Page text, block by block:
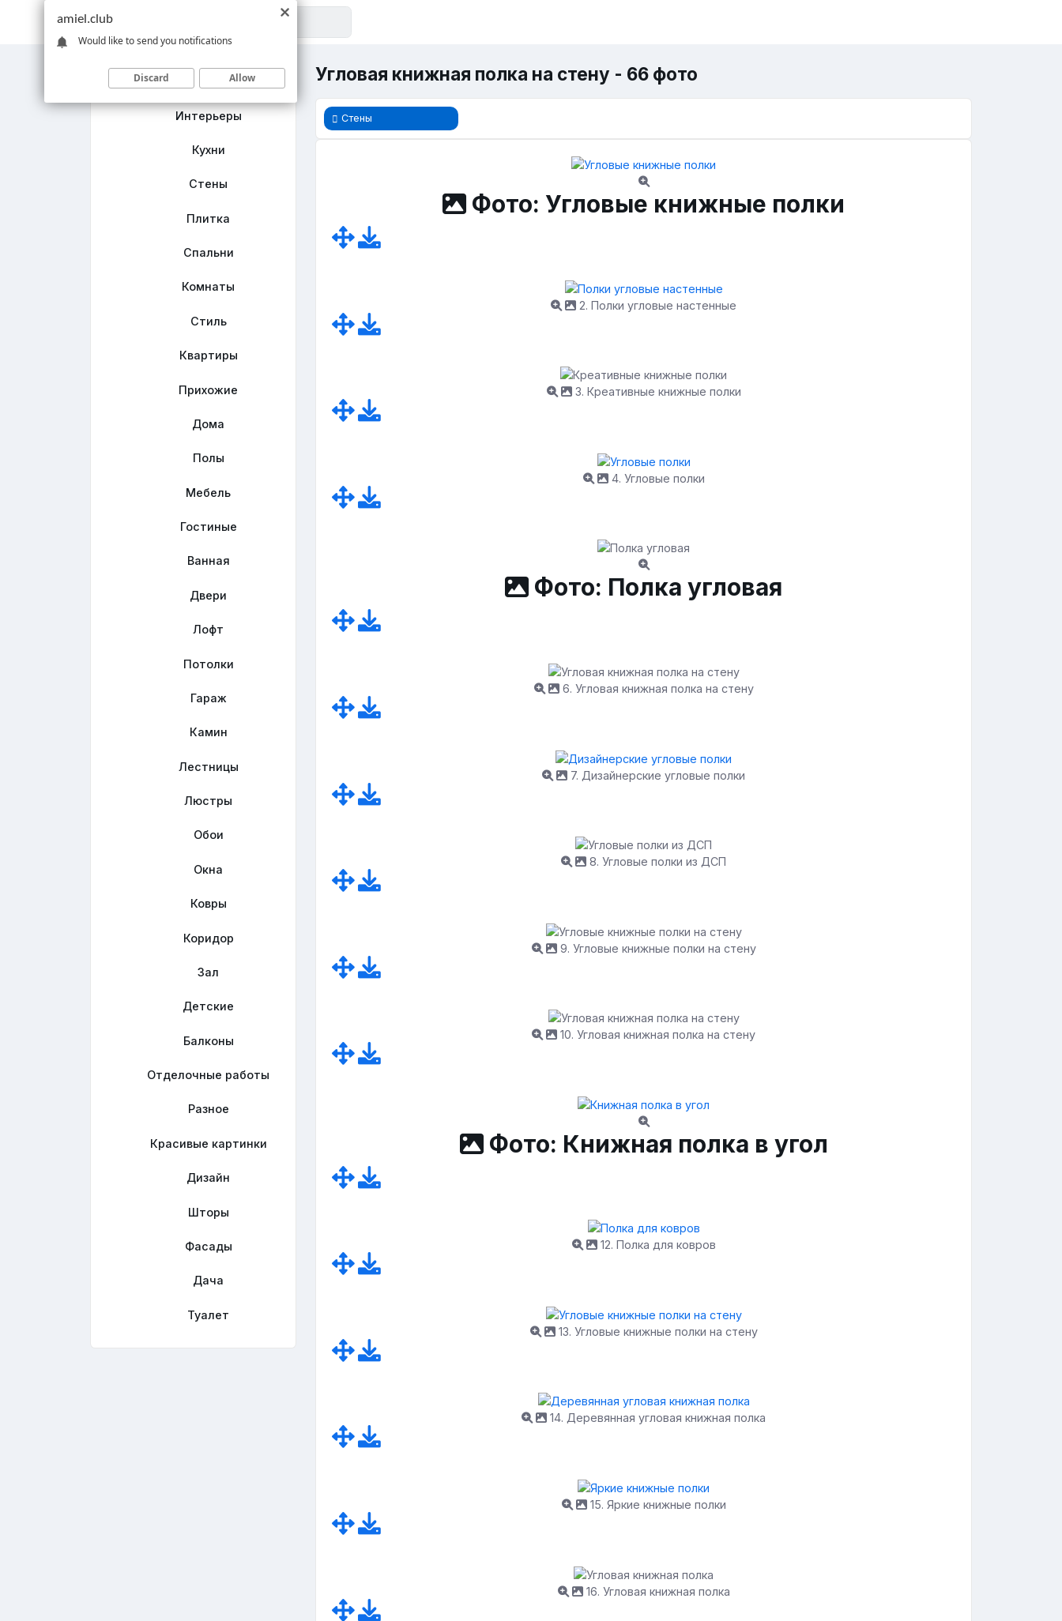
Главная
Интерьеры
Кухни
Стены
Плитка
Спальни
Комнаты
Стиль
Квартиры
Прихожие
Дома
Полы
Мебель
Гостиные
Ванная
Двери
Лофт
Потолки
Гараж
Камин
Лестницы
Люстры
Обои
Окна
Ковры
Коридор
Зал
Детские
Балконы
Отделочные работы
Разное
Красивые картинки
Дизайн
Шторы
Фасады
Дача
Туалет
Угловая книжная полка на стену - 66 фото
Стены
Фото: Угловые книжные полки
2. Полки угловые настенные
3. Креативные книжные полки
4. Угловые полки
Фото: Полка угловая
6. Угловая книжная полка на стену
7. Дизайнерские угловые полки
8. Угловые полки из ДСП
9. Угловые книжные полки на стену
10. Угловая книжная полка на стену
Фото: Книжная полка в угол
12. Полка для ковров
13. Угловые книжные полки на стену
14. Деревянная угловая книжная полка
15. Яркие книжные полки
16. Угловая книжная полка
amiel.club
Would like to send you notifications
Discard Allow